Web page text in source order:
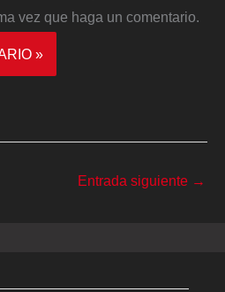
vez que haga un comentario.
Entrada siguiente →